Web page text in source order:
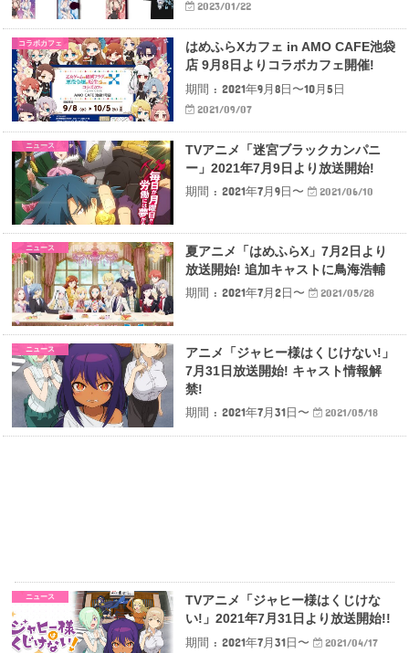
2023/01/22
コラボカフェ
はめふらXカフェ in AMO CAFE池袋
店 9月8日よりコラボカフェ開催!
期間 : 2021年9月8日〜10月5日
2021/09/07
ニュース
TVアニメ「迷宮ブラックカンパニ
ー」2021年7月9日より放送開始!
期間 : 2021年7月9日〜
2021/06/10
ニュース
夏アニメ「はめふらX」7月2日より
放送開始! 追加キャストに鳥海浩輔
期間 : 2021年7月2日〜
2021/05/28
ニュース
アニメ「ジャヒー様はくじけない!」
7月31日放送開始! キャスト情報解
禁!
期間 : 2021年7月31日〜
2021/05/18
ニュース
TVアニメ「ジャヒー様はくじけな
い!」2021年7月31日より放送開始!!
期間 : 2021年7月31日〜
2021/04/17